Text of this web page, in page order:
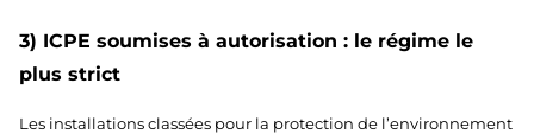
3) ICPE soumises à autorisation : le régime le
plus strict
Les installations classées pour la protection de l’environnement